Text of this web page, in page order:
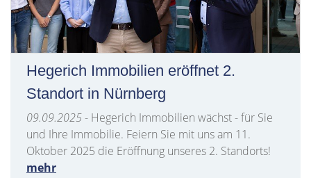
Hegerich Immobilien eröffnet 2.
Standort in Nürnberg
09.09.2025- Hegerich Immobilien wächst - für Sie
und Ihre Immobilie. Feiern Sie mit uns am 11.
Oktober 2025 die Eröffnung unseres 2. Standorts!
mehr